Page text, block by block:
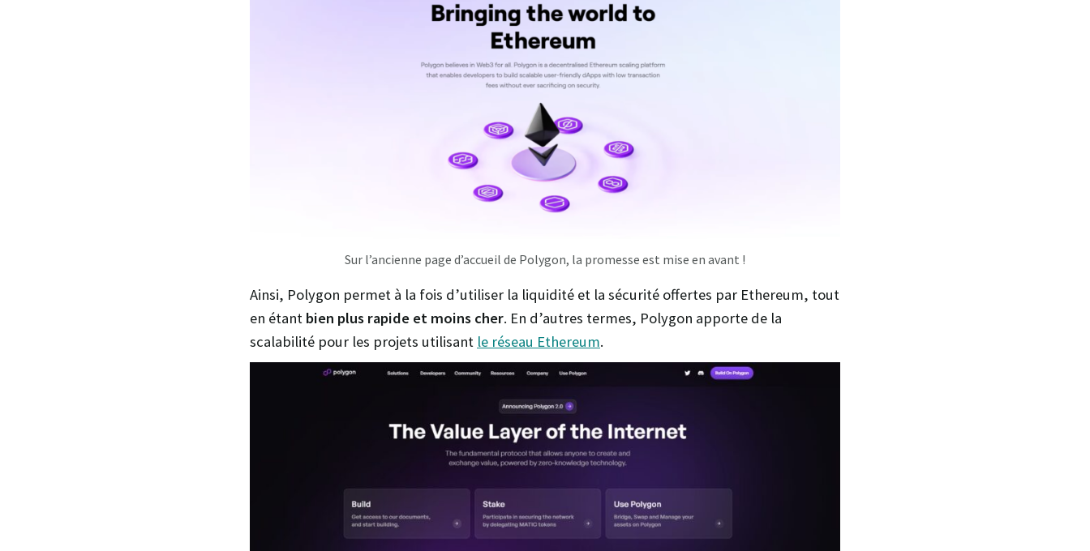
Sur l’ancienne page d’accueil de Polygon, la promesse est mise en avant !
Ainsi, Polygon permet à la fois d’utiliser la liquidité et la sécurité offertes par Ethereum, tout
en étant bien plus rapide et moins cher. En d’autres termes, Polygon apporte de la
scalabilité pour les projets utilisant le réseau Ethereum.